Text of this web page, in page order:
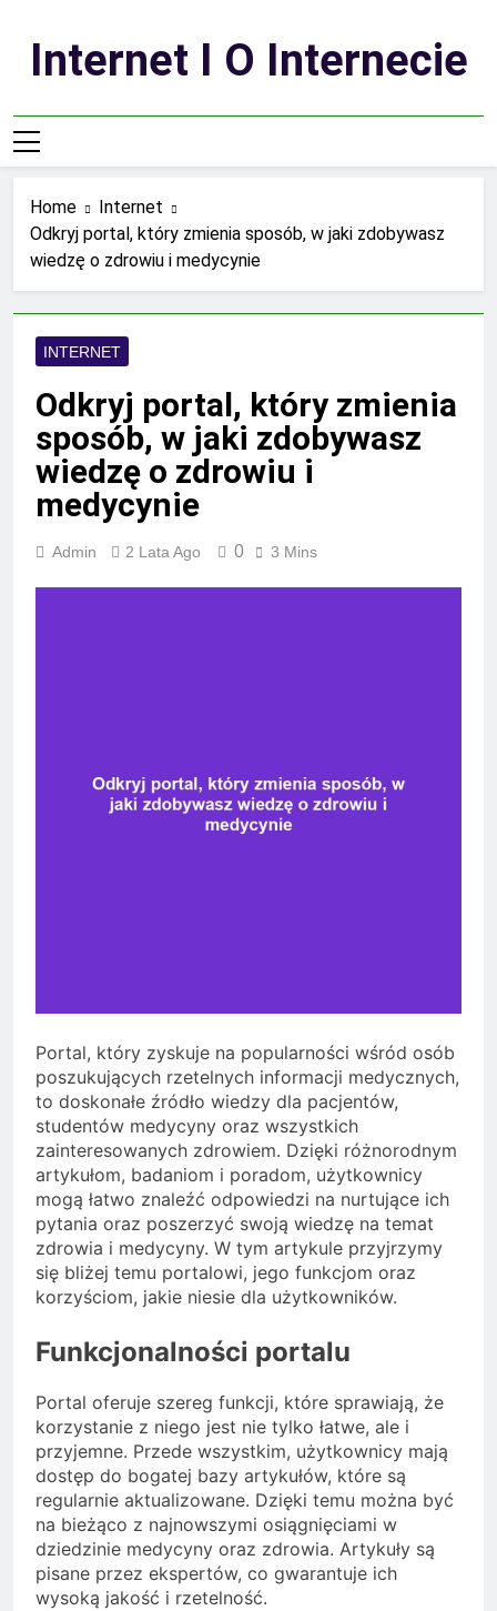
contentInternet I O Internecie
Home
Internet
Odkryj portal, który zmienia sposób, w jaki zdobywasz
wiedzę o zdrowiu i medycynie
INTERNET
Odkryj portal, który zmienia
sposób, w jaki zdobywasz
wiedzę o zdrowiu i
medycynie
Admin 2 Lata Ago 0 3 Mins
Portal, który zyskuje na popularności wśród osób
poszukujących rzetelnych informacji medycznych,
to doskonałe źródło wiedzy dla pacjentów,
studentów medycyny oraz wszystkich
zainteresowanych zdrowiem. Dzięki różnorodnym
artykułom, badaniom i poradom, użytkownicy
mogą łatwo znaleźć odpowiedzi na nurtujące ich
pytania oraz poszerzyć swoją wiedzę na temat
zdrowia i medycyny. W tym artykule przyjrzymy
się bliżej temu portalowi, jego funkcjom oraz
korzyściom, jakie niesie dla użytkowników.
Funkcjonalności portalu
Portal oferuje szereg funkcji, które sprawiają, że
korzystanie z niego jest nie tylko łatwe, ale i
przyjemne. Przede wszystkim, użytkownicy mają
dostęp do bogatej bazy artykułów, które są
regularnie aktualizowane. Dzięki temu można być
na bieżąco z najnowszymi osiągnięciami w
dziedzinie medycyny oraz zdrowia. Artykuły są
pisane przez ekspertów, co gwarantuje ich
wysoką jakość i rzetelność.